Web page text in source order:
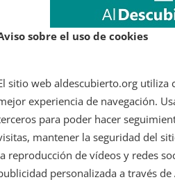
sobre el uso de cookies
sitio web aldescubierto.org utiliza
experiencia de navegación.
para poder hacer
mantener la seguridad del
reproducción de vídeos y redes
personalizada a través